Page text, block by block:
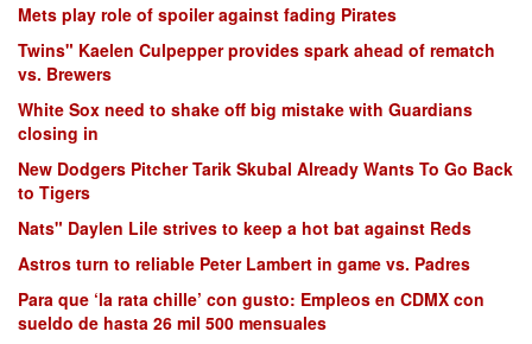
Mets play role of spoiler against fading Pirates
Twins" Kaelen Culpepper provides spark ahead of rematch
vs. Brewers
White Sox need to shake off big mistake with Guardians
closing in
New Dodgers Pitcher Tarik Skubal Already Wants To Go Back
to Tigers
Nats" Daylen Lile strives to keep a hot bat against Reds
Astros turn to reliable Peter Lambert in game vs. Padres
Para que ‘la rata chille’ con gusto: Empleos en CDMX con
sueldo de hasta 26 mil 500 mensuales